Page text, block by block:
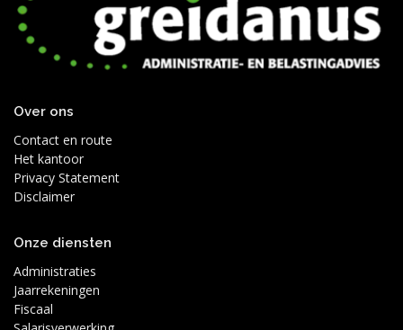
Over ons
Contact en route
Het kantoor
Privacy Statement
Disclaimer
Onze diensten
Administraties
Jaarrekeningen
Fiscaal